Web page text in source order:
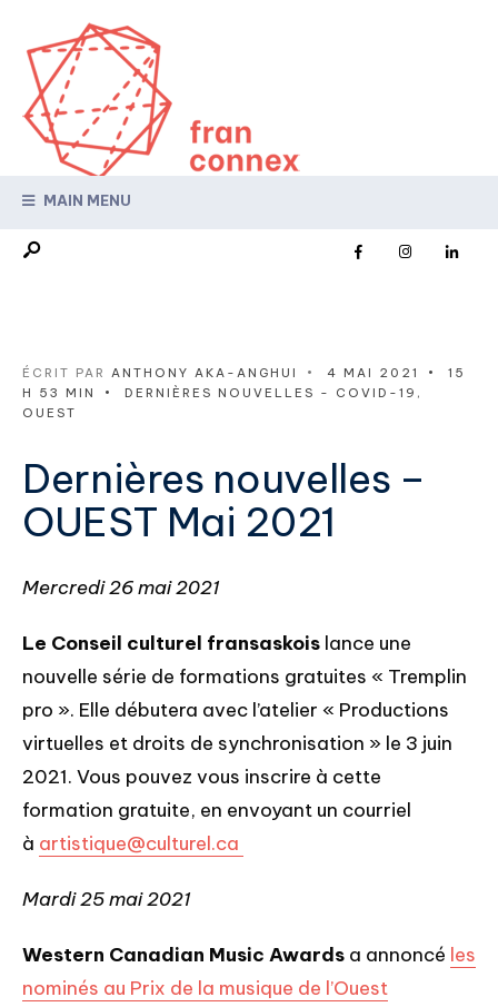
MAIN MENU
ÉCRIT PAR ANTHONY AKA-ANGHUI • 4 MAI 2021 •
15
H 53 MIN
• DERNIÈRES NOUVELLES - COVID-19 ,
OUEST
Dernières nouvelles –
OUEST Mai 2021
Mercredi 26 mai 2021
Le Conseil culturel fransaskois lance une
nouvelle série de formations gratuites « Tremplin
pro ». Elle débutera avec l’atelier « Productions
virtuelles et droits de synchronisation » le 3 juin
2021. Vous pouvez vous inscrire à cette
formation gratuite, en envoyant un courriel
à artistique@culturel.ca
Mardi 25 mai 2021
Western Canadian Music Awards a annoncé les
nominés au Prix de la musique de l’Ouest